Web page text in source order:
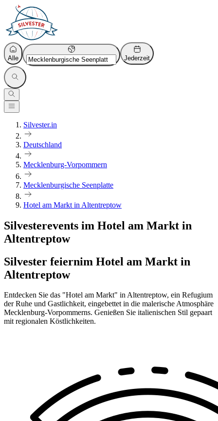
Alle Jederzeit
Silvester.in
Deutschland
Mecklenburg-Vorpommern
Mecklenburgische Seenplatte
Hotel am Markt in Altentreptow
Silvesterevents im Hotel am Markt in
Altentreptow
Silvester feiernim Hotel am Markt in
Altentreptow
Entdecken Sie das "Hotel am Markt" in Altentreptow, ein Refugium
der Ruhe und Gastlichkeit, eingebettet in die malerische Atmosphäre
Mecklenburg-Vorpommerns. Genießen Sie italienischen Stil gepaart
mit regionalen Köstlichkeiten.